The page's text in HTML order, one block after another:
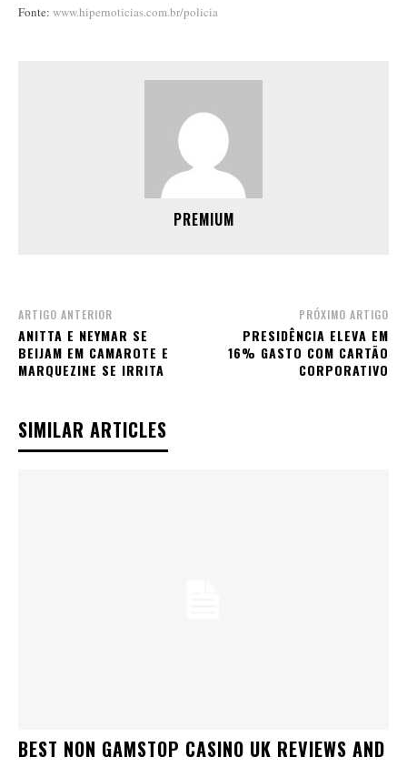
Fonte: www.hipernoticias.com.br/policia
PREMIUM
ARTIGO ANTERIOR
ANITTA E NEYMAR SE
BEIJAM EM CAMAROTE E
MARQUEZINE SE IRRITA
PRÓXIMO ARTIGO
PRESIDÊNCIA ELEVA EM
16% GASTO COM CARTÃO
CORPORATIVO
SIMILAR ARTICLES
BEST NON GAMSTOP CASINO UK REVIEWS AND